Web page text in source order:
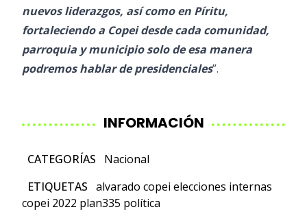
nuevos liderazgos, así como en Píritu,
fortaleciendo a Copei desde cada comunidad,
parroquia y municipio solo de esa manera
podremos hablar de presidenciales”.
INFORMACIÓN
CATEGORÍAS
Nacional
ETIQUETAS alvarado copei elecciones internas
copei 2022 plan335 política